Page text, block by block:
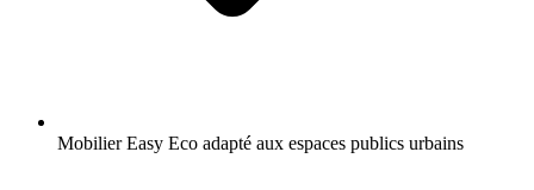
Mobilier Easy Eco adapté aux espaces publics urbains